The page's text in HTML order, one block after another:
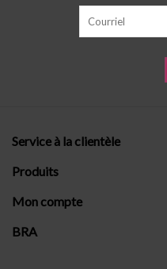
Service à la clientèle
Produits
Mon compte
BRA